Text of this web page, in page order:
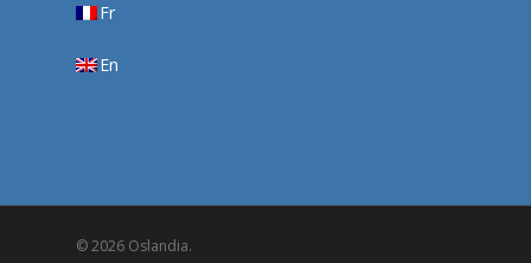
Fr
En
© 2026 Oslandia.